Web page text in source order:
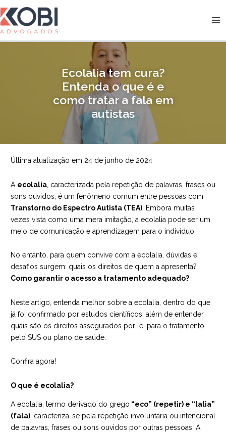
para
o
conteúdo
Ecolalia tem cura?
Entenda o que é e
como tratar a fala em
autistas
Última atualização em 24 de junho de 2024
A ecolalia , caracterizada pela repetição de palavras, frases ou
sons ouvidos, é um fenômeno comum entre pessoas com
Transtorno do Espectro Autista (TEA) . Embora muitas
vezes vista como uma mera imitação, a ecolalia pode ser um
meio de comunicação e aprendizagem para o indivíduo.
No entanto, para quem convive com a ecolalia, dúvidas e
desafios surgem: quais os direitos de quem a apresenta?
Como garantir o acesso a tratamento adequado?
Neste artigo, entenda melhor sobre a ecolalia, dentro do que
já foi confirmado por estudos científicos, além de entender
quais são os direitos assegurados por lei para o tratamento
pelo SUS ou plano de saúde.
Confira agora!
O que é ecolalia?
A ecolalia, termo derivado do grego “eco” (repetir) e “lalia”
(fala) , caracteriza-se pela repetição involuntária ou intencional
de palavras, frases ou sons ouvidos por outras pessoas. A